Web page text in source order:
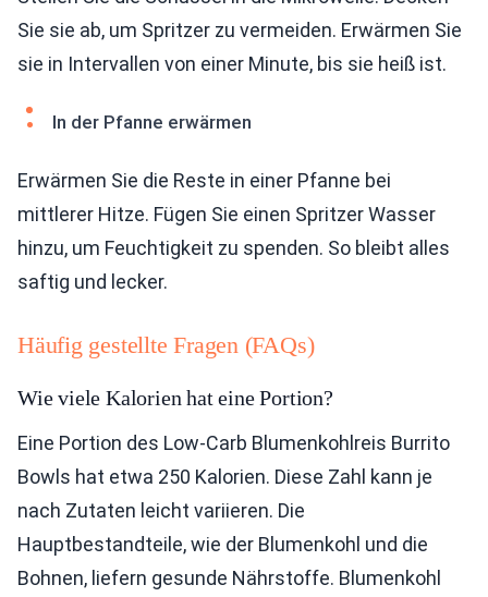
Sie sie ab, um Spritzer zu vermeiden. Erwärmen Sie
sie in Intervallen von einer Minute, bis sie heiß ist.
In der Pfanne erwärmen
Erwärmen Sie die Reste in einer Pfanne bei
mittlerer Hitze. Fügen Sie einen Spritzer Wasser
hinzu, um Feuchtigkeit zu spenden. So bleibt alles
saftig und lecker.
Häufig gestellte Fragen (FAQs)
Wie viele Kalorien hat eine Portion?
Eine Portion des Low-Carb Blumenkohlreis Burrito
Bowls hat etwa 250 Kalorien. Diese Zahl kann je
nach Zutaten leicht variieren. Die
Hauptbestandteile, wie der Blumenkohl und die
Bohnen, liefern gesunde Nährstoffe. Blumenkohl